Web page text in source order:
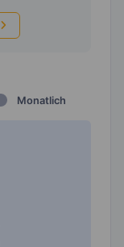
Monatlich